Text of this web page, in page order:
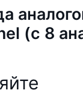
(с 8